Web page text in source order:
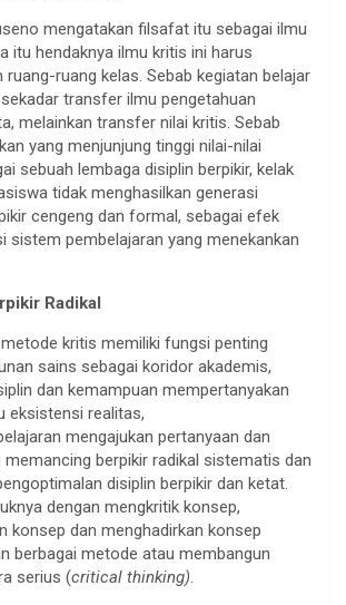
mengatakan filsafat itu sebagai ilmu
itu hendaknya ilmu kritis ini harus
ruang-ruang kelas. Sebab kegiatan belajar
transfer ilmu pengetahuan
melainkan transfer nilai kritis. Sebab
yang menjunjung tinggi nilai-nilai
sebuah lembaga disiplin berpikir, kelak
tidak menghasilkan generasi
cengeng dan formal, sebagai efek
sistem pembelajaran yang menekankan
Radikal
kritis memiliki fungsi penting
sains sebagai koridor akademis,
dan kemampuan mempertanyakan
eksistensi realitas,
mengajukan pertanyaan dan
memancing berpikir radikal sistematis dan
disiplin berpikir dan ketat.
dengan mengkritik konsep,
konsep dan menghadirkan konsep
berbagai metode atau membangun
serius (critical thinking).